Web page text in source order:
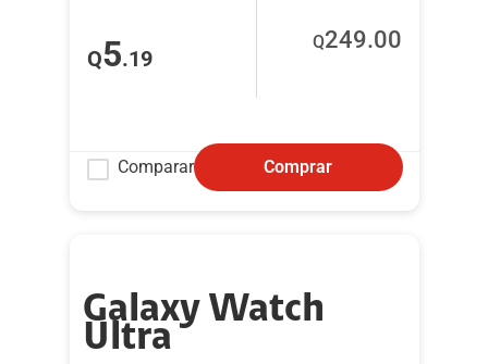
Q5.19
Q249.00
Comparar Comprar
Galaxy Watch
Ultra